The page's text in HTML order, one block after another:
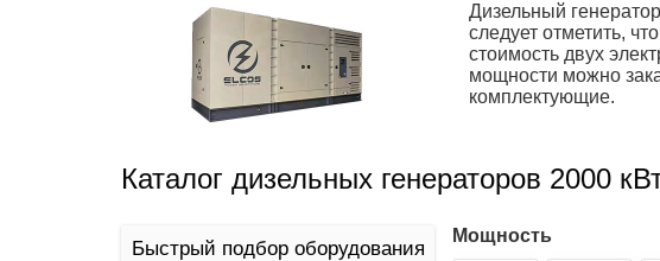
Дизельный
следует отметить,
стоимость двух
мощности можно
комплектующие.
Каталог дизельных генераторов 2000
Быстрый подбор оборудования
Мощность